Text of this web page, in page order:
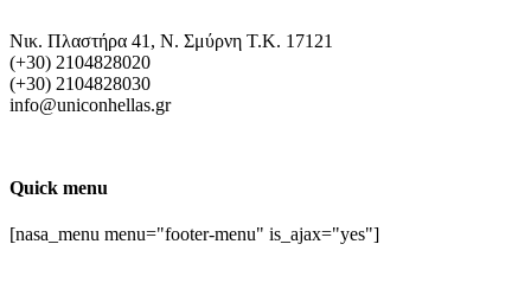
Νικ. Πλαστήρα 41, Ν. Σμύρνη T.K. 17121
(+30) 2104828020
(+30) 2104828030
info@uniconhellas.gr
Quick menu
[nasa_menu menu="footer-menu" is_ajax="yes"]